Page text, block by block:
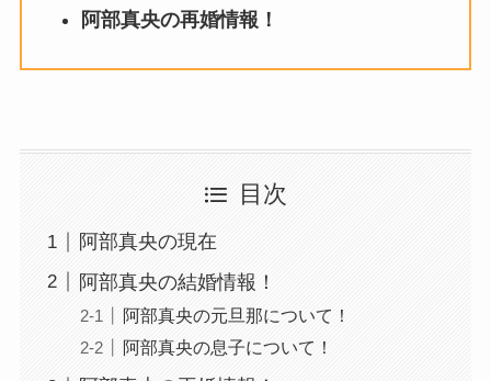
阿部真央の再婚情報！
目次
阿部真央の現在
阿部真央の結婚情報！
阿部真央の元旦那について！
阿部真央の息子について！